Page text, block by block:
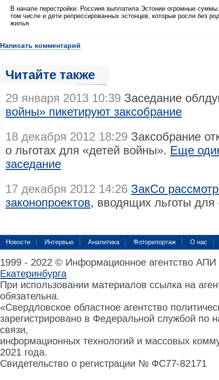
В начале перестройки. Россиия выплатила Эстонии огромные
том числе и дети репрессированных эстонцев, которые росли без
жилья.
Написать комментарий
Читайте также
29 января 2013 10:39 Заседание
войны» пикетируют заксобрание
18 декабря 2012 18:29 Заксобрание
о льготах для «детей войны». Еще
заседание
17 декабря 2012 14:26 ЗакСо
законопроектов, вводящих льготы для
Новости Интервью Аналитика Фоторепортаж О нас
1999 - 2022 © Информационное агентство
Екатеринбурга
При использовании материалов ссылка на
обязательна.
«Свердловское областное агентство
зарегистрировано в Федеральной службой по
связи,
информационных технологий и массовых
2021 года.
Свидетельство о регистрации № ФС77-82171